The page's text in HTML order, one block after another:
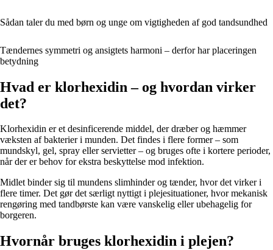
Sådan taler du med børn og unge om vigtigheden af god tandsundhed
Tændernes symmetri og ansigtets harmoni – derfor har placeringen
betydning
Hvad er klorhexidin – og hvordan virker
det?
Klorhexidin er et desinficerende middel, der dræber og hæmmer
væksten af bakterier i munden. Det findes i flere former – som
mundskyl, gel, spray eller servietter – og bruges ofte i kortere perioder,
når der er behov for ekstra beskyttelse mod infektion.
Midlet binder sig til mundens slimhinder og tænder, hvor det virker i
flere timer. Det gør det særligt nyttigt i plejesituationer, hvor mekanisk
rengøring med tandbørste kan være vanskelig eller ubehagelig for
borgeren.
Hvornår bruges klorhexidin i plejen?